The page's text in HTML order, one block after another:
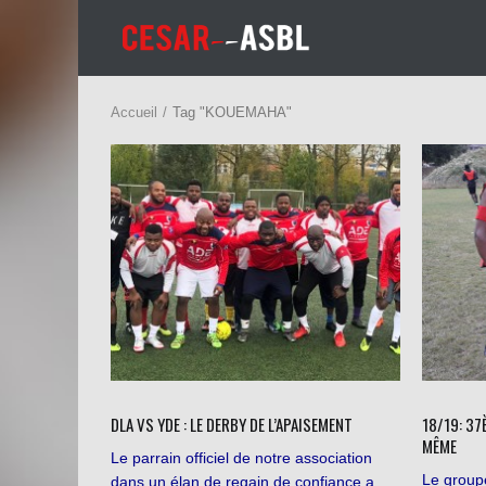
Accueil Tag "KOUEMAHA"
DLA VS YDE : LE DERBY DE L’APAISEMENT
Le parrain officiel de notre association
dans un élan de regain de confiance a
18/19:
MÊME
Le